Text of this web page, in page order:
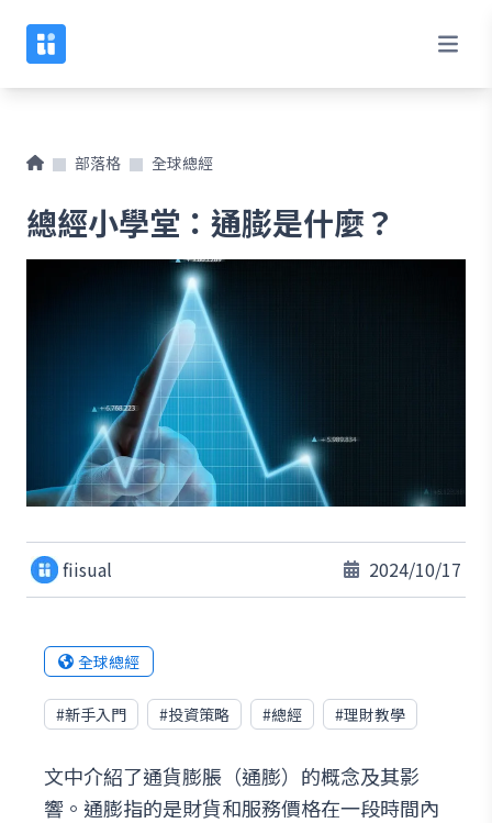
部落格 全球總經
總經小學堂：通膨是什麼？
fiisual 2024/10/17
全球總經
#新手入門 #投資策略 #總經 #理財教學
文中介紹了通貨膨脹（通膨）的概念及其影
響。通膨指的是財貨和服務價格在一段時間內